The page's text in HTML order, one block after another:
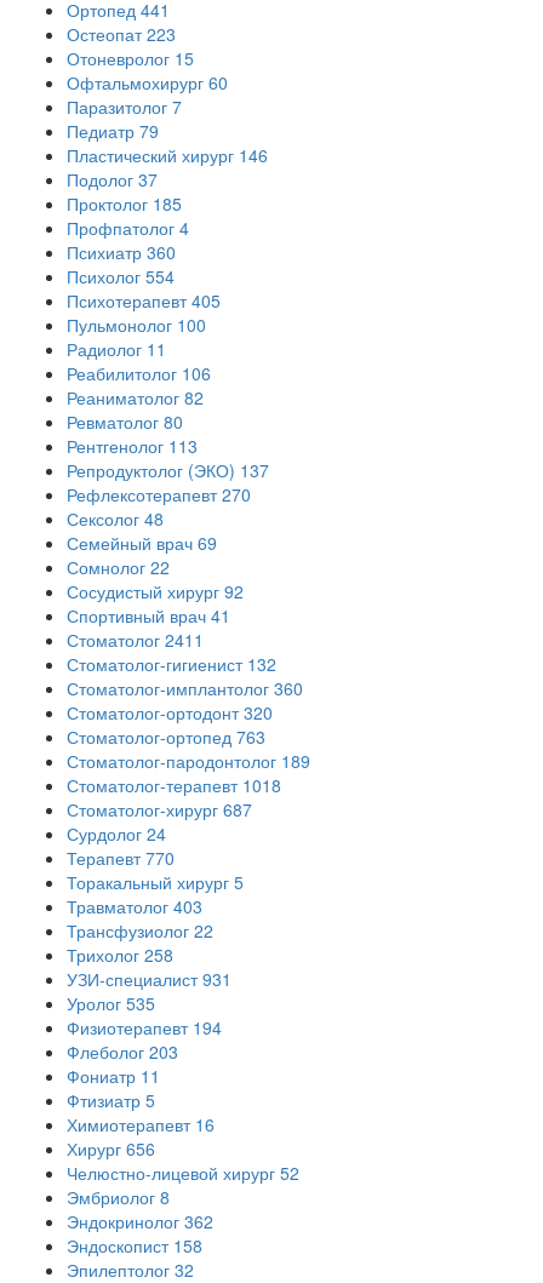
Ортопед 441
Остеопат 223
Отоневролог 15
Офтальмохирург 60
Паразитолог 7
Педиатр 79
Пластический хирург 146
Подолог 37
Проктолог 185
Профпатолог 4
Психиатр 360
Психолог 554
Психотерапевт 405
Пульмонолог 100
Радиолог 11
Реабилитолог 106
Реаниматолог 82
Ревматолог 80
Рентгенолог 113
Репродуктолог (ЭКО) 137
Рефлексотерапевт 270
Сексолог 48
Семейный врач 69
Сомнолог 22
Сосудистый хирург 92
Спортивный врач 41
Стоматолог 2411
Стоматолог-гигиенист 132
Стоматолог-имплантолог 360
Стоматолог-ортодонт 320
Стоматолог-ортопед 763
Стоматолог-пародонтолог 189
Стоматолог-терапевт 1018
Стоматолог-хирург 687
Сурдолог 24
Терапевт 770
Торакальный хирург 5
Травматолог 403
Трансфузиолог 22
Трихолог 258
УЗИ-специалист 931
Уролог 535
Физиотерапевт 194
Флеболог 203
Фониатр 11
Фтизиатр 5
Химиотерапевт 16
Хирург 656
Челюстно-лицевой хирург 52
Эмбриолог 8
Эндокринолог 362
Эндоскопист 158
Эпилептолог 32